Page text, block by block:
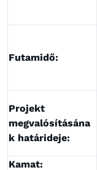
Futamidő:
Projekt
megvalósításána
k határideje:
Kamat: